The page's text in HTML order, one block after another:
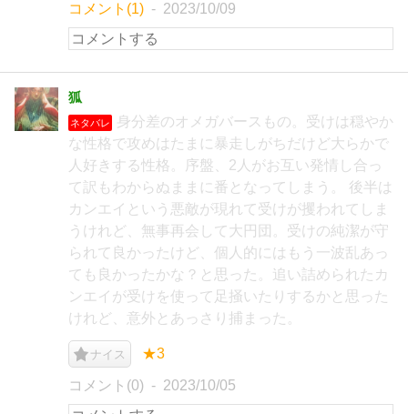
コメント(1) 2023/10/09
狐
ネタバレ
身分差のオメガバースもの。受けは穏やか
な性格で攻めはたまに暴走しがちだけど大らかで
人好きする性格。序盤、2人がお互い発情し合っ
て訳もわからぬままに番となってしまう。 後半は
カンエイという悪敵が現れて受けが攫われてしま
うけれど、無事再会して大円団。受けの純潔が守
られて良かったけど、個人的にはもう一波乱あっ
ても良かったかな？と思った。追い詰められたカ
ンエイが受けを使って足掻いたりするかと思った
けれど、意外とあっさり捕まった。
ナイス ★3
コメント(0) 2023/10/05